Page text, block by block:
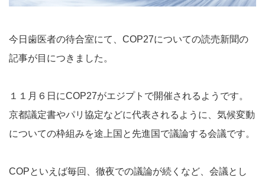
今日歯医者の待合室にて、COP27についての読売新聞の
記事が目につきました。
１１月６日にCOP27がエジプトで開催されるようです。
京都議定書やパリ協定などに代表されるように、気候変動
についての枠組みを途上国と先進国で議論する会議です。
COPといえば毎回、徹夜での議論が続くなど、会議とし